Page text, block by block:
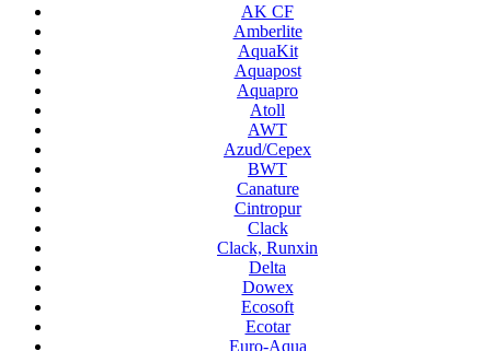
AK CF
Amberlite
AquaKit
Aquapost
Aquapro
Atoll
AWT
Azud/Cepex
BWT
Canature
Cintropur
Clack
Clack, Runxin
Delta
Dowex
Ecosoft
Ecotar
Euro-Aqua